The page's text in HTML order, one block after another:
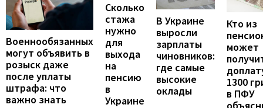
Военнообязанных
могут объявить в
розыск даже
после уплаты
штрафа: что
важно знать
Сколько
стажа
нужно
для
выхода
на
пенсию
в
Украине
В Украине
выросли
зарплаты
чиновников:
где самые
высокие
оклады
Кто из
может
1300
в ПФУ